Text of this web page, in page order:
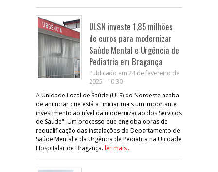
ULSN investe 1,85 milhões
de euros para modernizar
Saúde Mental e Urgência de
Pediatria em Bragança
Publicado em 24 de fevereiro de
2025 - 10:30
A Unidade Local de Saúde (ULS) do Nordeste acaba
de anunciar que está a "iniciar mais um importante
investimento ao nível da modernização dos Serviços
de Saúde". Um processo que engloba obras de
requalificação das instalações do Departamento de
Saúde Mental e da Urgência de Pediatria na Unidade
Hospitalar de Bragança. ler mais...